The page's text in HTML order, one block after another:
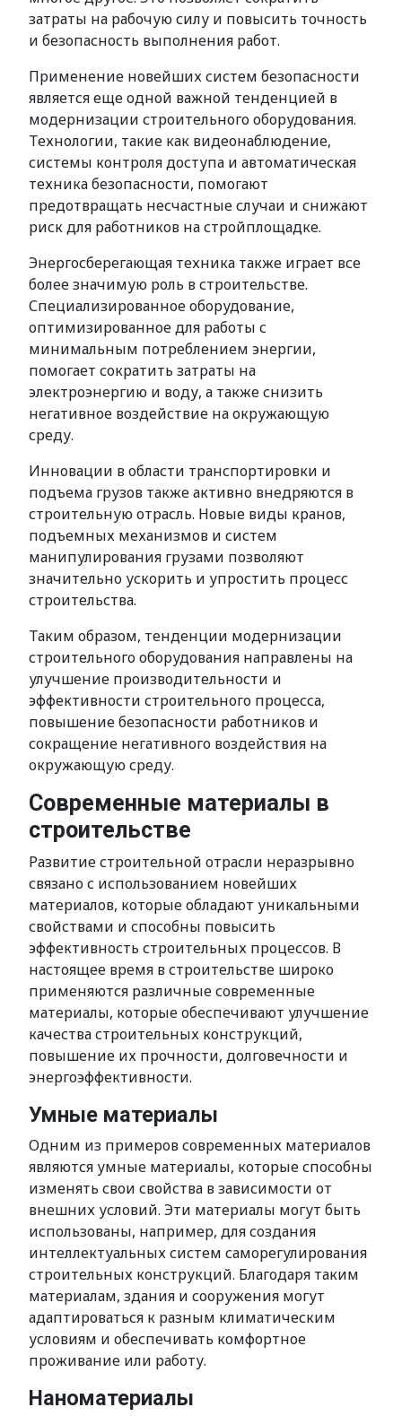
затраты на рабочую силу и повысить точность
и безопасность выполнения работ.
Применение новейших систем безопасности
является еще одной важной тенденцией в
модернизации строительного оборудования.
Технологии, такие как видеонаблюдение,
системы контроля доступа и автоматическая
техника безопасности, помогают
предотвращать несчастные случаи и снижают
риск для работников на стройплощадке.
Энергосберегающая техника также играет все
более значимую роль в строительстве.
Специализированное оборудование,
оптимизированное для работы с
минимальным потреблением энергии,
помогает сократить затраты на
электроэнергию и воду, а также снизить
негативное воздействие на окружающую
среду.
Инновации в области транспортировки и
подъема грузов также активно внедряются в
строительную отрасль. Новые виды кранов,
подъемных механизмов и систем
манипулирования грузами позволяют
значительно ускорить и упростить процесс
строительства.
Таким образом, тенденции модернизации
строительного оборудования направлены на
улучшение производительности и
эффективности строительного процесса,
повышение безопасности работников и
сокращение негативного воздействия на
окружающую среду.
Современные материалы в
строительстве
Развитие строительной отрасли неразрывно
связано с использованием новейших
материалов, которые обладают уникальными
свойствами и способны повысить
эффективность строительных процессов. В
настоящее время в строительстве широко
применяются различные современные
материалы, которые обеспечивают улучшение
качества строительных конструкций,
повышение их прочности, долговечности и
энергоэффективности.
Умные материалы
Одним из примеров современных материалов
являются умные материалы, которые способны
изменять свои свойства в зависимости от
внешних условий. Эти материалы могут быть
использованы, например, для создания
интеллектуальных систем саморегулирования
строительных конструкций. Благодаря таким
материалам, здания и сооружения могут
адаптироваться к разным климатическим
условиям и обеспечивать комфортное
проживание или работу.
Наноматериалы